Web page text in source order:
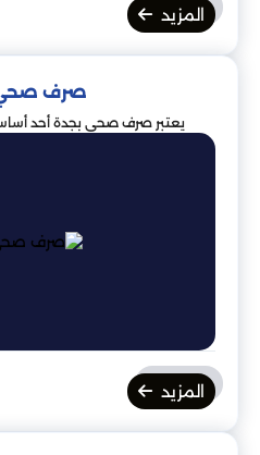
المزيد
صرف
يعتبر صرف صحي بجدة أحد
المزيد